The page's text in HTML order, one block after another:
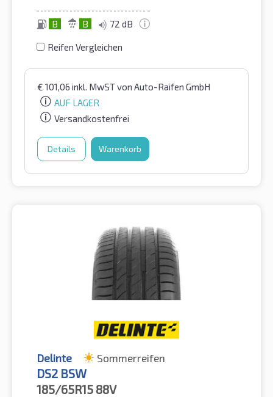
B B 72 dB
Reifen Vergleichen
€ 101,06 inkl. MwSTvon Auto-Raifen GmbH
AUF LAGER
Versandkostenfrei
Details Warenkorb
Delinte Sommerreifen
DS2 BSW
185/65R15 88V